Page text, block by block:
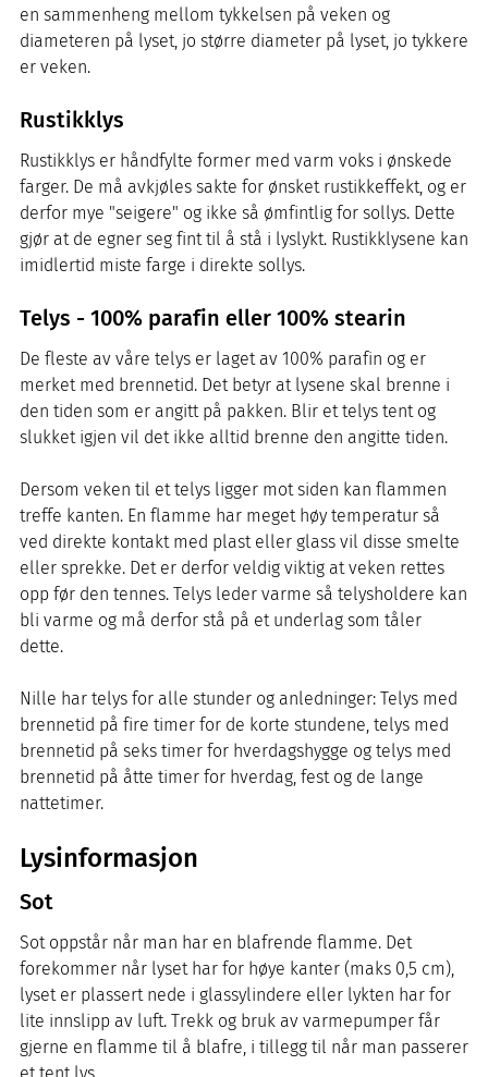
en sammenheng mellom tykkelsen på veken og
diameteren på lyset, jo større diameter på lyset, jo tykkere
er veken.
Rustikklys
Rustikklys er håndfylte former med varm voks i ønskede
farger. De må avkjøles sakte for ønsket rustikkeffekt, og er
derfor mye "seigere" og ikke så ømfintlig for sollys. Dette
gjør at de egner seg fint til å stå i lyslykt. Rustikklysene kan
imidlertid miste farge i direkte sollys.
Telys - 100% parafin eller 100% stearin
De fleste av våre telys er laget av 100% parafin og er
merket med brennetid. Det betyr at lysene skal brenne i
den tiden som er angitt på pakken. Blir et telys tent og
slukket igjen vil det ikke alltid brenne den angitte tiden.
Dersom veken til et telys ligger mot siden kan flammen
treffe kanten. En flamme har meget høy temperatur så
ved direkte kontakt med plast eller glass vil disse smelte
eller sprekke. Det er derfor veldig viktig at veken rettes
opp før den tennes. Telys leder varme så telysholdere kan
bli varme og må derfor stå på et underlag som tåler
dette.
Nille har telys for alle stunder og anledninger: Telys med
brennetid på fire timer for de korte stundene, telys med
brennetid på seks timer for hverdagshygge og telys med
brennetid på åtte timer for hverdag, fest og de lange
nattetimer.
Lysinformasjon
Sot
Sot oppstår når man har en blafrende flamme. Det
forekommer når lyset har for høye kanter (maks 0,5 cm),
lyset er plassert nede i glassylindere eller lykten har for
lite innslipp av luft. Trekk og bruk av varmepumper får
gjerne en flamme til å blafre, i tillegg til når man passerer